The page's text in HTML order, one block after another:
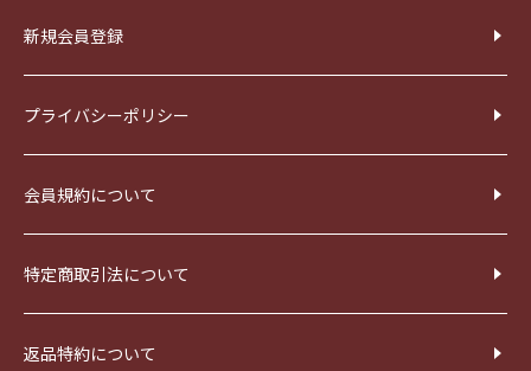
新規会員登録
プライバシーポリシー
会員規約について
特定商取引法について
返品特約について